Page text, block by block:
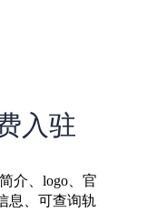
入驻
介、logo、官
息、可查询轨